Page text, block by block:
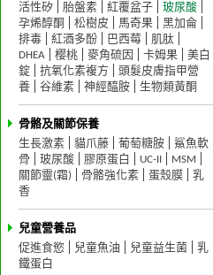
活性矽
胎盤素 紅覆盆子
玻尿酸
孕烯醇酮
松樹皮 馬奇果
黑加侖
排毒
紅酒多酚 巴西莓
肌肽
DHEA
樱桃 麥角硫因 卡姆果
美白
錠
抗氧化素複方
頭髮皮膚指甲營
養
谷維素 神經醯胺 生物類黃酮
骨骼及關節保養
生長激素
貓爪藤 葡萄糖胺
鯊魚軟
骨
玻尿酸 膠原蛋白 UC-II
MSM
關節靈(霜)
骨骼強化素 蛋殼膜
乳
香
兒童營養品
促進食慾
兒童魚油 兒童益生菌
乳
鐵蛋白